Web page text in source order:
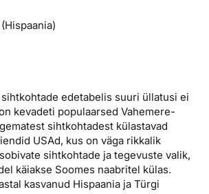
sihtkohtade edetabelis suuri üllatusi ei
kevadeti populaarsed Vahemere-
sihtkohtadest külastavad
USAd, kus on väga rikkalik
sihtkohtade ja tegevuste valik,
käiakse Soomes naabritel külas.
kasvanud Hispaania ja Türgi